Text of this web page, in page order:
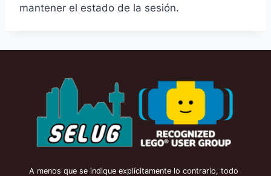
mantener el estado de la sesión.
A menos que se indique explícitamente lo contrario, todo